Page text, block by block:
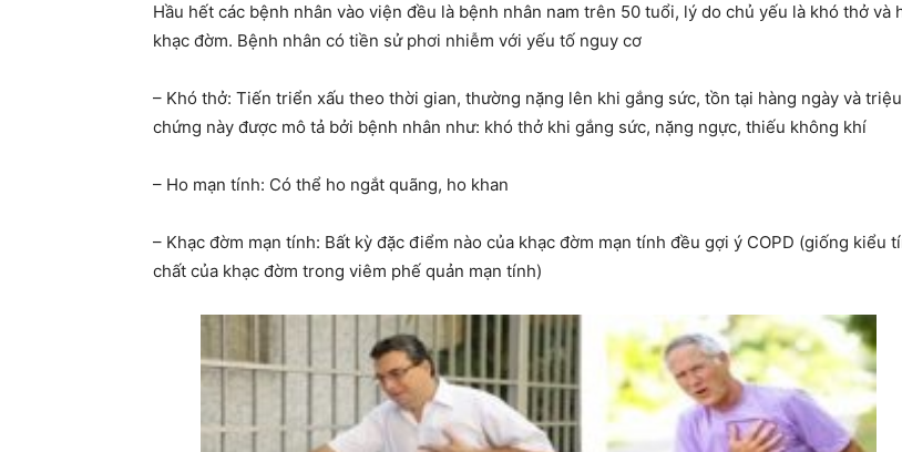
Hầu hết các bệnh nhân vào viện đều là bệnh nhân nam trên 50 tuổi, lý do chủ yếu là khó thở và
khạc đờm. Bệnh nhân có tiền sử phơi nhiễm với yếu tố nguy cơ
– Khó thở: Tiến triển xấu theo thời gian, thường nặng lên khi gắng sức, tồn tại hàng ngày và triệu
chứng này được mô tả bởi bệnh nhân như: khó thở khi gắng sức, nặng ngực, thiếu không khí
– Ho mạn tính: Có thể ho ngắt quãng, ho khan
– Khạc đờm mạn tính: Bất kỳ đặc điểm nào của khạc đờm mạn tính đều gợi ý COPD (giống kiểu
chất của khạc đờm trong viêm phế quản mạn tính)